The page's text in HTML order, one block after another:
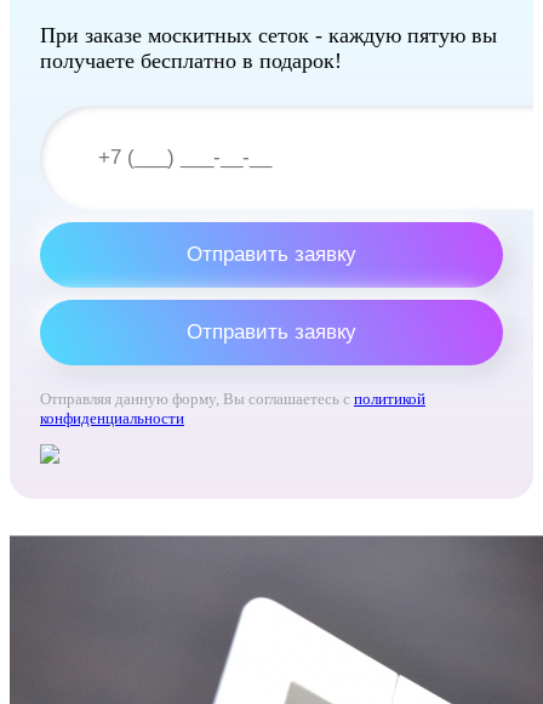
При заказе москитных сеток - каждую пятую вы
получаете бесплатно в подарок!
Отправить заявку
Отправить заявку
Отправляя данную форму, Вы соглашаетесь с политикой
конфиденциальности